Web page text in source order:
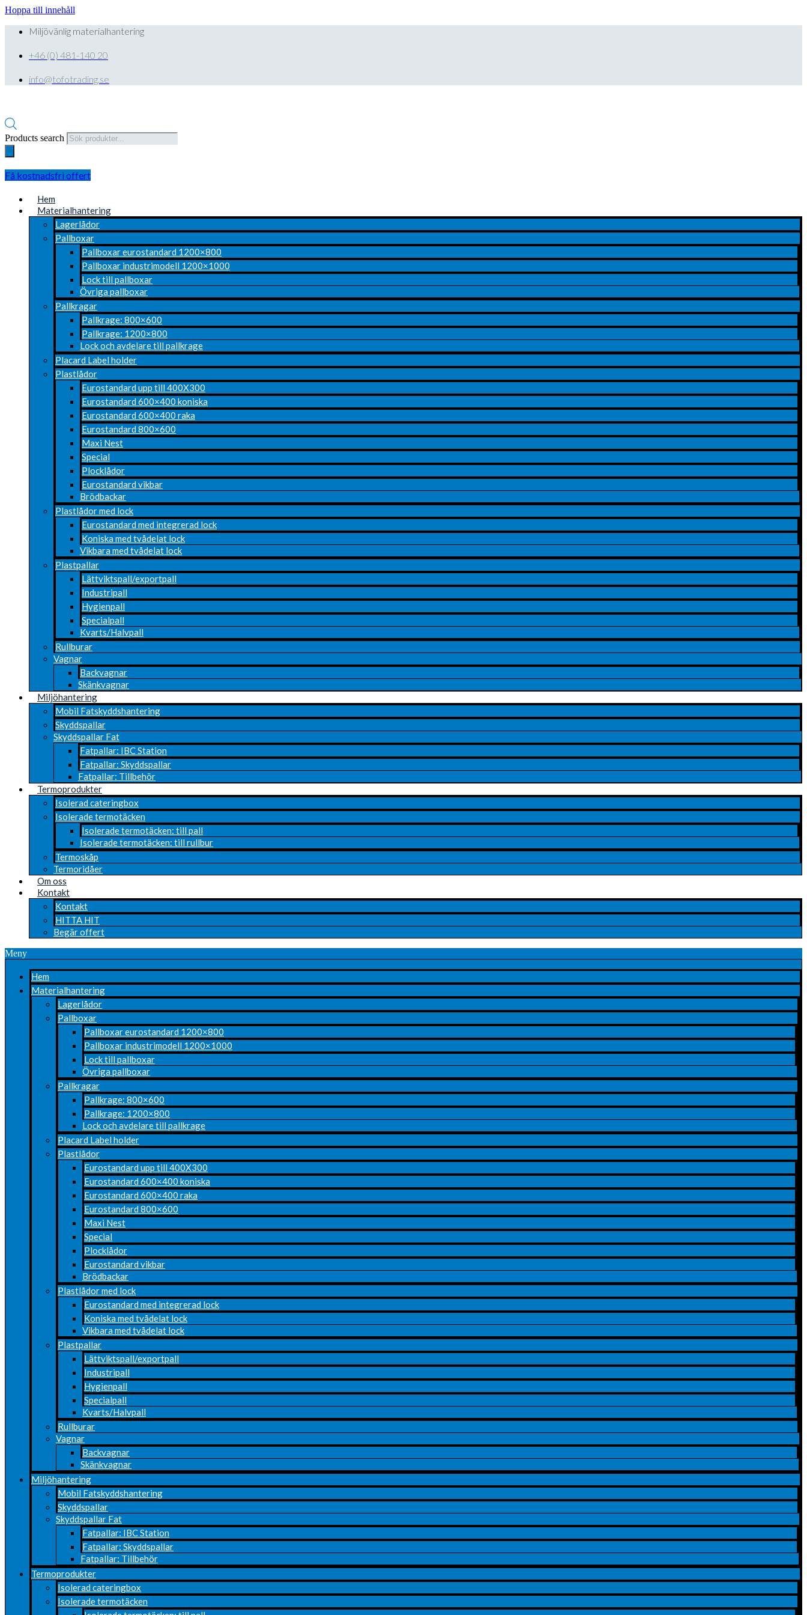
Hoppa till innehåll
Miljövänlig materialhantering
+46 (0) 481-140 20
info@tofotrading.se
Products search
Få kostnadsfri offert
Hem
Materialhantering
Lagerlådor
Pallboxar
Pallboxar eurostandard 1200×800
Pallboxar industrimodell 1200×1000
Lock till pallboxar
Övriga pallboxar
Pallkragar
Pallkrage: 800×600
Pallkrage: 1200×800
Lock och avdelare till pallkrage
Placard Label holder
Plastlådor
Eurostandard upp till 400X300
Eurostandard 600×400 koniska
Eurostandard 600×400 raka
Eurostandard 800×600
Maxi Nest
Special
Plocklådor
Eurostandard vikbar
Brödbackar
Plastlådor med lock
Eurostandard med integrerad lock
Koniska med tvådelat lock
Vikbara med tvådelat lock
Plastpallar
Lättviktspall/exportpall
Industripall
Hygienpall
Specialpall
Kvarts/Halvpall
Rullburar
Vagnar
Backvagnar
Skänkvagnar
Miljöhantering
Mobil Fatskyddshantering
Skyddspallar
Skyddspallar Fat
Fatpallar: IBC Station
Fatpallar: Skyddspallar
Fatpallar: Tillbehör
Termoprodukter
Isolerad cateringbox
Isolerade termotäcken
Isolerade termotäcken: till pall
Isolerade termotäcken: till rullbur
Termoskåp
Termoridåer
Om oss
Kontakt
Kontakt
HITTA HIT
Begär offert
Meny
Hem
Materialhantering
Lagerlådor
Pallboxar
Pallboxar eurostandard 1200×800
Pallboxar industrimodell 1200×1000
Lock till pallboxar
Övriga pallboxar
Pallkragar
Pallkrage: 800×600
Pallkrage: 1200×800
Lock och avdelare till pallkrage
Placard Label holder
Plastlådor
Eurostandard upp till 400X300
Eurostandard 600×400 koniska
Eurostandard 600×400 raka
Eurostandard 800×600
Maxi Nest
Special
Plocklådor
Eurostandard vikbar
Brödbackar
Plastlådor med lock
Eurostandard med integrerad lock
Koniska med tvådelat lock
Vikbara med tvådelat lock
Plastpallar
Lättviktspall/exportpall
Industripall
Hygienpall
Specialpall
Kvarts/Halvpall
Rullburar
Vagnar
Backvagnar
Skänkvagnar
Miljöhantering
Mobil Fatskyddshantering
Skyddspallar
Skyddspallar Fat
Fatpallar: IBC Station
Fatpallar: Skyddspallar
Fatpallar: Tillbehör
Termoprodukter
Isolerad cateringbox
Isolerade termotäcken